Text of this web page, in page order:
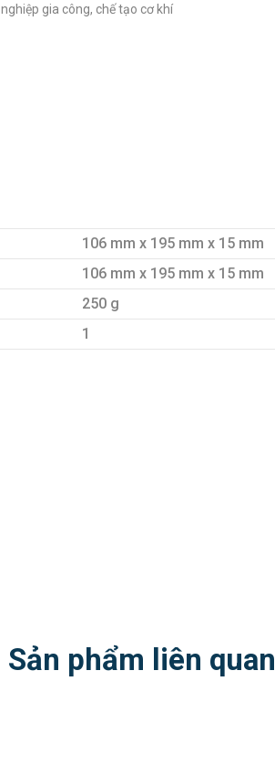
gia công, chế tạo cơ khí
106 mm x 195 mm x 15 mm
106 mm x 195 mm x 15 mm
250 g
1
Sản phẩm liên quan